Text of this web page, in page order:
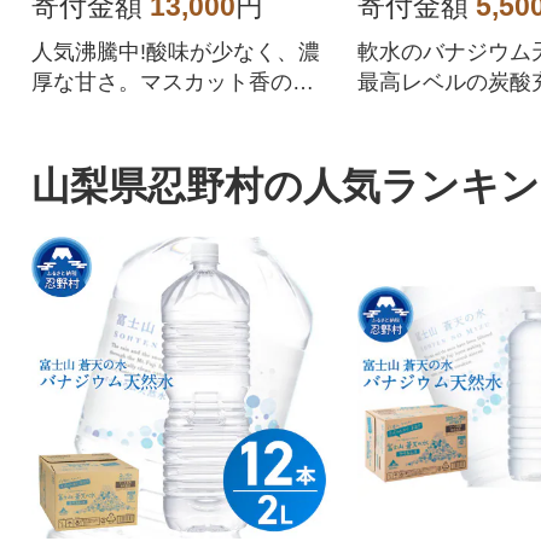
寄付金額 13,000円
人気沸騰中!酸味が少なく、濃
厚な甘さ。マスカット香の芳
トを中心にぶどうをたくさん
作っている農家が自信を持っ
てお届けします。
寄付金額
軟水のバナジウム
最高レベルの炭酸
山梨県忍野村の人気ランキ